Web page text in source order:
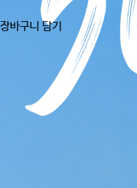
장바구니 담기